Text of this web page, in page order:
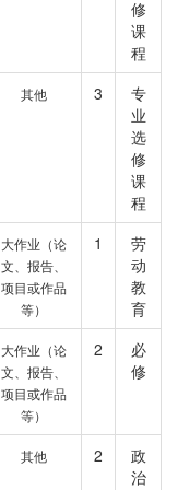
修
课
程
其他 3
专
业
选
修
课
程
大作业（论
文、报告、
项目或作品
等）
1
劳
动
教
育
大作业（论
文、报告、
项目或作品
等）
2
必
修
其他 2
政
治